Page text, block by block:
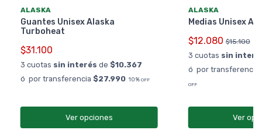
ALASKA
Guantes Unisex Alaska
Turboheat
$31.100
3 cuotas sin interés de $10.367
ó por transferencia $27.990 10% OFF
Ver opciones
ALASKA
Medias Unisex
$12.080 $15.100
3 cuotas sin
ó por transferencia
OFF
Ver